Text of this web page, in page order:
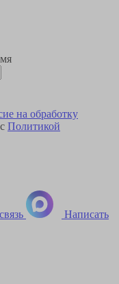
на обработку
Политикой
Написать